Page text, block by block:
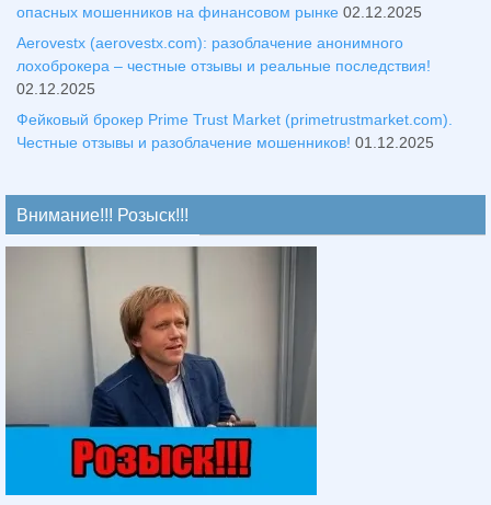
опасных мошенников на финансовом рынке 02.12.2025
Aerovestx (aerovestx.com): разоблачение анонимного
лохоброкера – честные отзывы и реальные последствия!
02.12.2025
Фейковый брокер Prime Trust Market (primetrustmarket.com).
Честные отзывы и разоблачение мошенников! 01.12.2025
Внимание!!! Розыск!!!